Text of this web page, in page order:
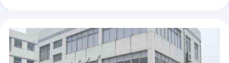
Bluetoothのイヤホーンの騒音低減IPX7防水Earbudsを動かすTWS
Mic CVC8.0の騒音の取り消すことを用いるBluetoothのハイファイ ステレオの受話口